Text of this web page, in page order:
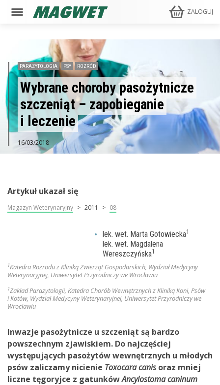
ZALOGUJ
PARAZYTOLOGIA PSY ROZRÓD
Wybrane choroby pasożytnicze
szczeniąt – zapobieganie
i leczenie
16/03/2018
Artykuł ukazał się
Magazyn Weterynaryjny 2011 08
lek. wet. Marta Gotowiecka1
lek. wet. Magdalena
Wereszczyńska1
1Katedra Rozrodu z Kliniką Zwierząt Gospodarskich, Wydział Medycyny
Weterynaryjnej, Uniwersytet Przyrodniczy we Wrocławiu
1Zakład Parazytologii, Katedra Chorób Wewnętrznych z Kliniką Koni, Psów
i Kotów, Wydział Medycyny Weterynaryjnej, Uniwersytet Przyrodniczy we
Wrocławiu
Inwazje pasożytnicze u szczeniąt są bardzo
powszechnym zjawiskiem. Do najczęściej
występujących pasożytów wewnętrznych u młodych
psów zaliczamy nicienie Toxocara canisoraz mniej
liczne tęgoryjce z gatunkówAncylostoma caninum